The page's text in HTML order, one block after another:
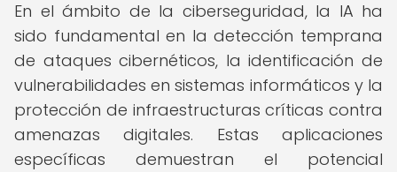
En el ámbito de la ciberseguridad, la IA ha
sido fundamental en la detección temprana
de ataques cibernéticos, la identificación de
vulnerabilidades en sistemas informáticos y la
protección de infraestructuras críticas contra
amenazas digitales. Estas aplicaciones
específicas demuestran el potencial